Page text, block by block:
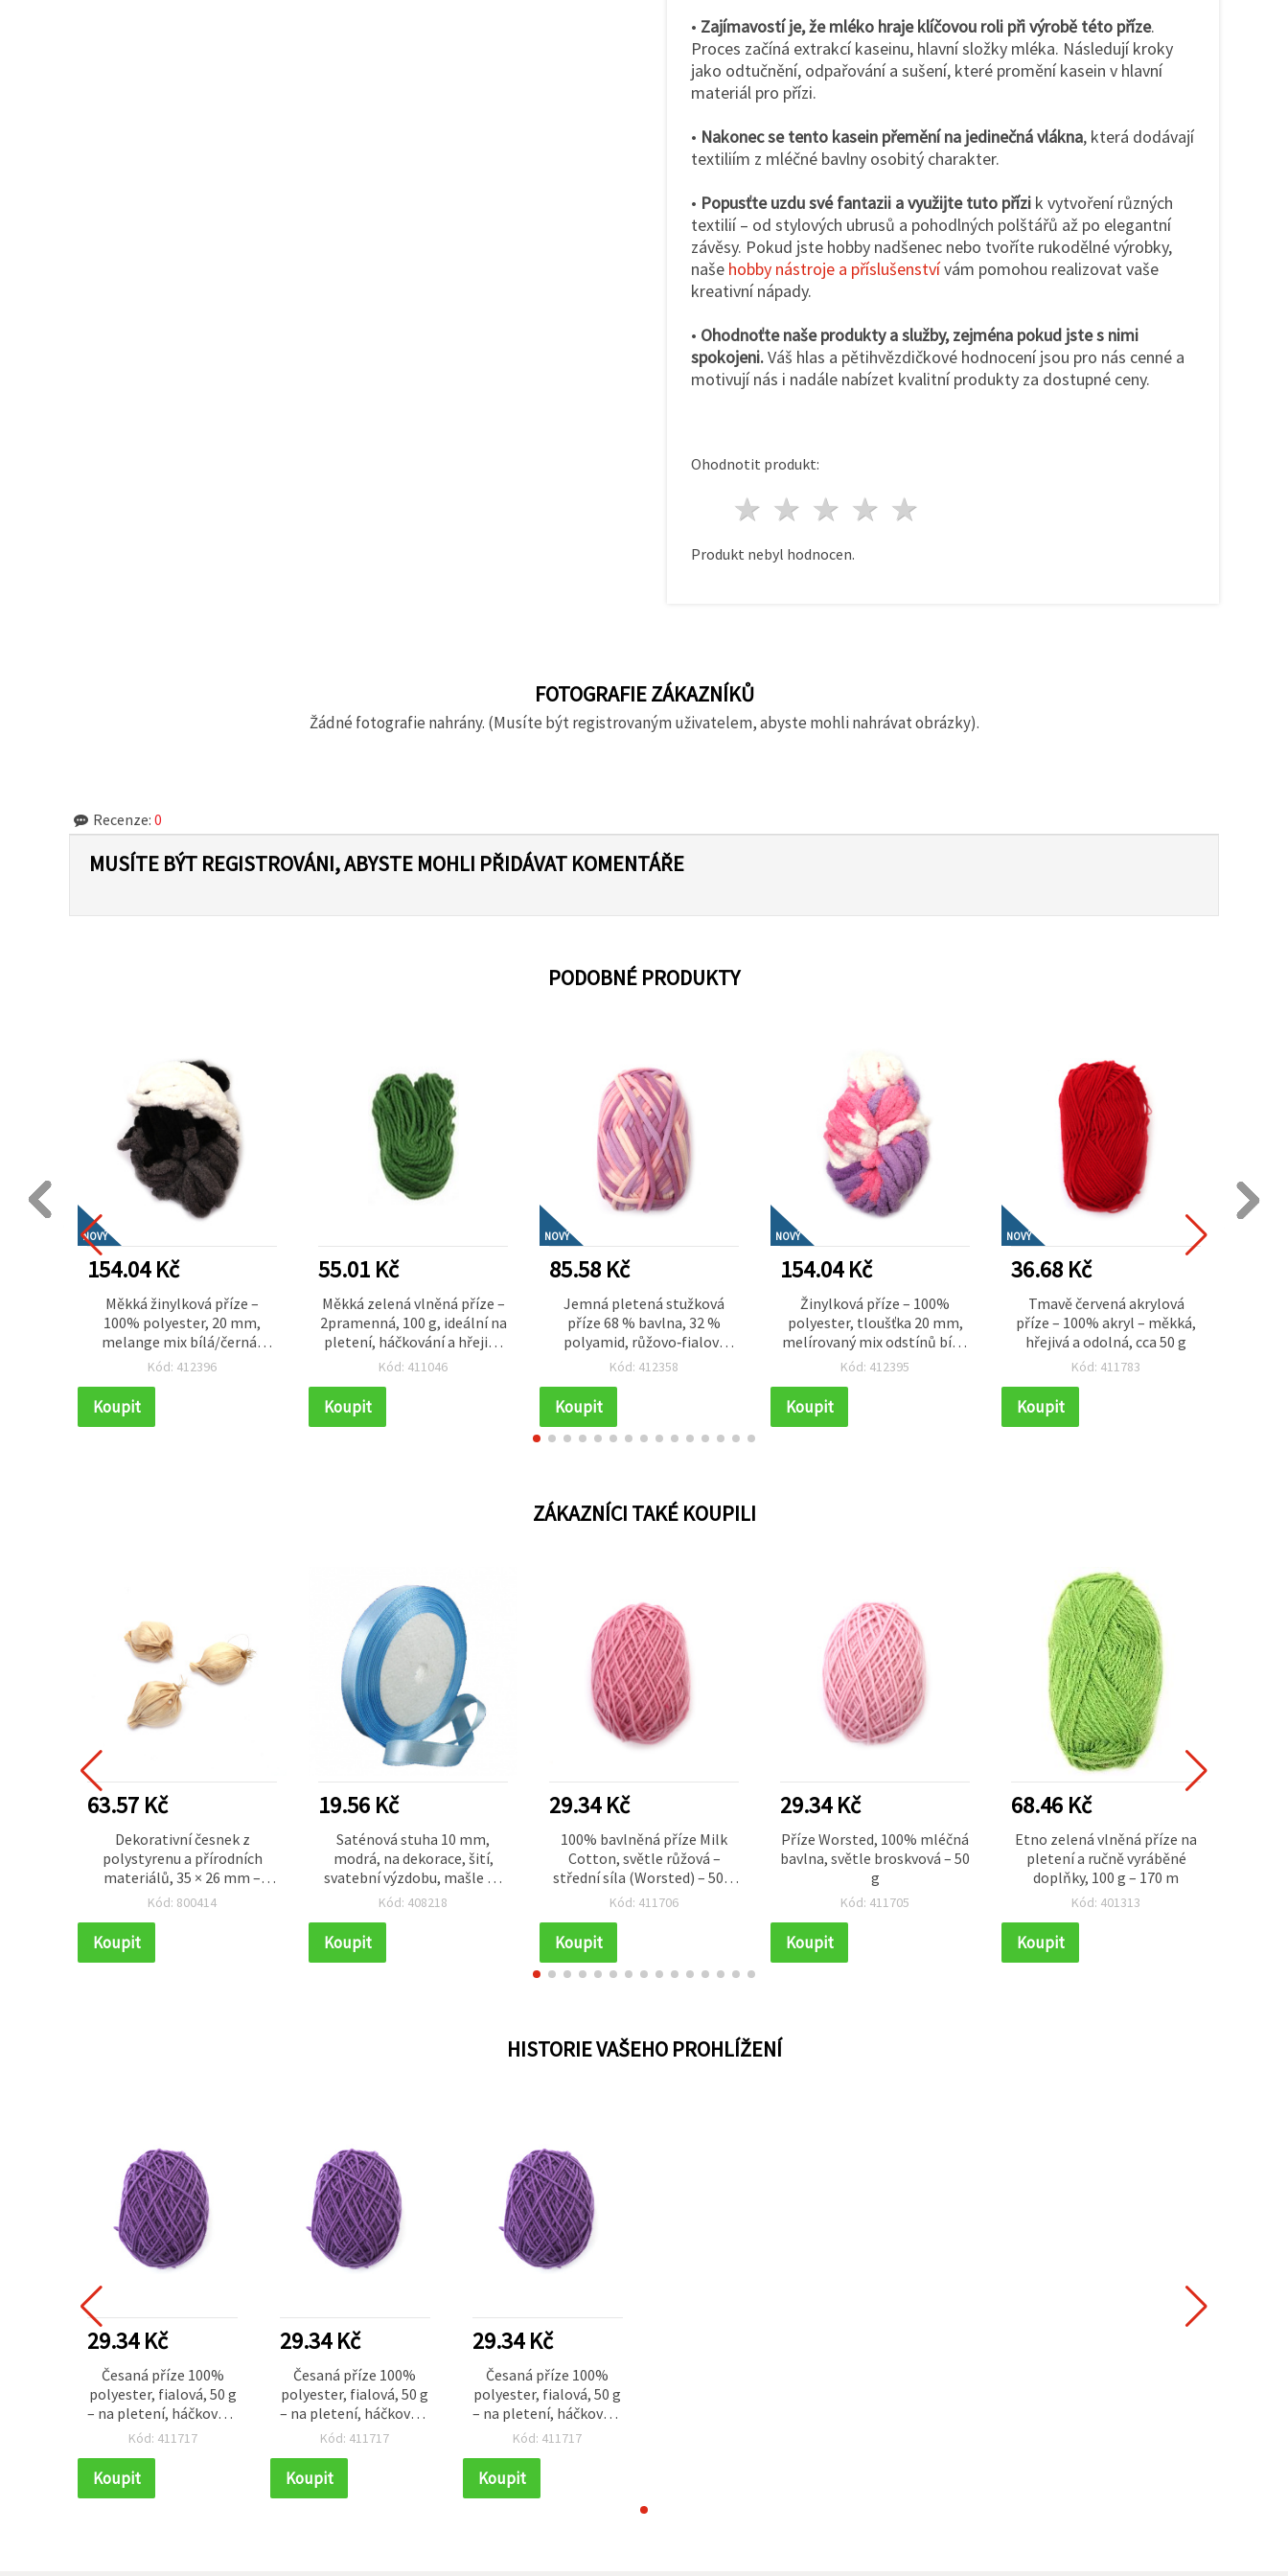
• Zajímavostí je, že mléko hraje klíčovou roli při výrobě této příze.
Proces začíná extrakcí kaseinu, hlavní složky mléka. Následují kroky
jako odtučnění, odpařování a sušení, které promění kasein v hlavní
materiál pro přízi.
• Nakonec se tento kasein přemění na jedinečná vlákna, která dodávají
textiliím z mléčné bavlny osobitý charakter.
• Popusťte uzdu své fantazii a využijte tuto přízi k vytvoření různých
textilií – od stylových ubrusů a pohodlných polštářů až po elegantní
závěsy. Pokud jste hobby nadšenec nebo tvoříte rukodělné výrobky,
naše hobby nástroje a příslušenstvívám pomohou realizovat vaše
kreativní nápady.
• Ohodnoťte naše produkty a služby, zejména pokud jste s nimi
spokojeni.Váš hlas a pětihvězdičkové hodnocení jsou pro nás cenné a
motivují nás i nadále nabízet kvalitní produkty za dostupné ceny.
Ohodnotit produkt:
4 hvězdy
3 hvězdy
2 hvězdy
1 hvězda
Produkt nebyl hodnocen.
FOTOGRAFIE ZÁKAZNÍKŮ
Žádné fotografie nahrány. (Musíte být registrovaným uživatelem, abyste mohli nahrávat obrázky).
Recenze: 0
MUSÍTE BÝT REGISTROVÁNI, ABYSTE MOHLI PŘIDÁVAT KOMENTÁŘE
PODOBNÉ PRODUKTY
NOVÝ
154.04 Kč
Měkká žinylková příze –
100% polyester, 20 mm,
melange mix bílá/černá/
šedá, cca 240 g / 25 m,
háčkování a pletení pro
stylové ruční tvoření
Kód: 412396
Koupit
55.01 Kč
Měkká zelená vlněná příze –
2pramenná, 100 g, ideální na
pletení, háčkování a hřejivé
DIY tvoření
Kód: 411046
Koupit
NOVÝ
85.58 Kč
Jemná pletená stužková
příze 68 % bavlna, 32 %
polyamid, růžovo‑fialový
melír, 50 g – na pletení a
Kód: 412358
Koupit
NOVÝ
154.04 Kč
Žinylková příze – 100%
polyester, tloušťka 20 mm,
melírovaný mix odstínů bílé,
růžové a fialové, cca 240 g /
Kód: 412395
Koupit
NOVÝ
36.68 Kč
Tmavě červená akrylová
příze – 100% akryl – měkká,
hřejivá a odolná, cca 50 g
Kód: 411783
Koupit
ZÁKAZNÍCI TAKÉ KOUPILI
63.57 Kč
Dekorativní česnek z
polystyrenu a přírodních
materiálů, 35 × 26 mm –
balení 10 ks
Kód: 800414
Koupit
19.56 Kč
Saténová stuha 10 mm,
modrá, na dekorace, šití,
svatební výzdobu, mašle do
vlasů, DIY tvoření, návin ~22
Kód: 408218
Koupit
29.34 Kč
100% bavlněná příze Milk
Cotton, světle růžová –
střední síla (Worsted) – 50 g
pro háčkování a pletení
Kód: 411706
Koupit
29.34 Kč
Příze Worsted, 100% mléčná
bavlna, světle broskvová – 50
g
Kód: 411705
Koupit
68.46 Kč
Etno zelená vlněná příze na
pletení a ručně vyráběné
doplňky, 100 g – 170 m
Kód: 401313
Koupit
HISTORIE VAŠEHO PROHLÍŽENÍ
29.34 Kč
Česaná příze 100%
polyester, fialová, 50 g
– na pletení, háčkování
a kreativní tvoření
Kód: 411717
Koupit
29.34 Kč
Česaná příze 100%
polyester, fialová, 50 g
– na pletení, háčkování
a kreativní tvoření
Kód: 411717
Koupit
29.34 Kč
Česaná příze 100%
polyester, fialová, 50 g
– na pletení, háčkování
a kreativní tvoření
Kód: 411717
Koupit